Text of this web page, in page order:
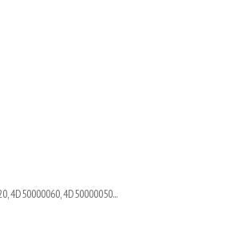
4D50000060, 4D50000050...